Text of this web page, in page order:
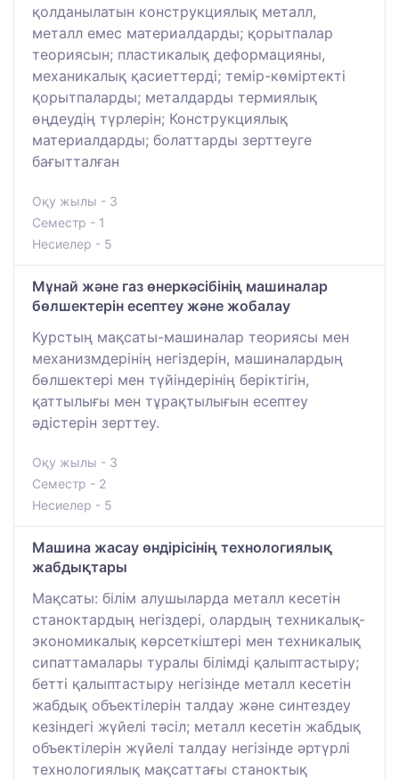
қолданылатын конструкциялық металл,
металл емес материалдарды; қорытпалар
теориясын; пластикалық деформацияны,
механикалық қасиеттерді; темір-көміртекті
қорытпаларды; металдарды термиялық
өңдеудің түрлерін; Конструкциялық
материалдарды; болаттарды зерттеуге
бағытталған
Оқу жылы - 3
Семестр - 1
Несиелер - 5
Мұнай және газ өнеркәсібінің машиналар
бөлшектерін есептеу және жобалау
Курстың мақсаты-машиналар теориясы мен
механизмдерінің негіздерін, машиналардың
бөлшектері мен түйіндерінің беріктігін,
қаттылығы мен тұрақтылығын есептеу
әдістерін зерттеу.
Оқу жылы - 3
Семестр - 2
Несиелер - 5
Машина жасау өндірісінің технологиялық
жабдықтары
Мақсаты: білім алушыларда металл кесетін
станоктардың негіздері, олардың техникалық-
экономикалық көрсеткіштері мен техникалық
сипаттамалары туралы білімді қалыптастыру;
бетті қалыптастыру негізінде металл кесетін
жабдық объектілерін талдау және синтездеу
кезіндегі жүйелі тәсіл; металл кесетін жабдық
объектілерін жүйелі талдау негізінде әртүрлі
технологиялық мақсаттағы станоктық